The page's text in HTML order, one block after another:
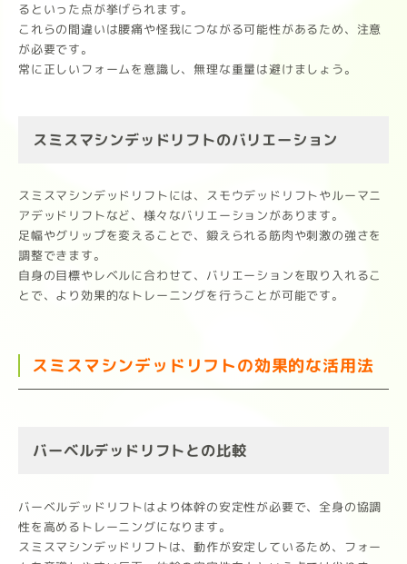
るといった点が挙げられます。
これらの間違いは腰痛や怪我につながる可能性があるため、注意
が必要です。
常に正しいフォームを意識し、無理な重量は避けましょう。
スミスマシンデッドリフトのバリエーション
スミスマシンデッドリフトには、スモウデッドリフトやルーマニ
アデッドリフトなど、様々なバリエーションがあります。
足幅やグリップを変えることで、鍛えられる筋肉や刺激の強さを
調整できます。
自身の目標やレベルに合わせて、バリエーションを取り入れるこ
とで、より効果的なトレーニングを行うことが可能です。
スミスマシンデッドリフトの効果的な活用法
バーベルデッドリフトとの比較
バーベルデッドリフトはより体幹の安定性が必要で、全身の協調
性を高めるトレーニングになります。
スミスマシンデッドリフトは、動作が安定しているため、フォー